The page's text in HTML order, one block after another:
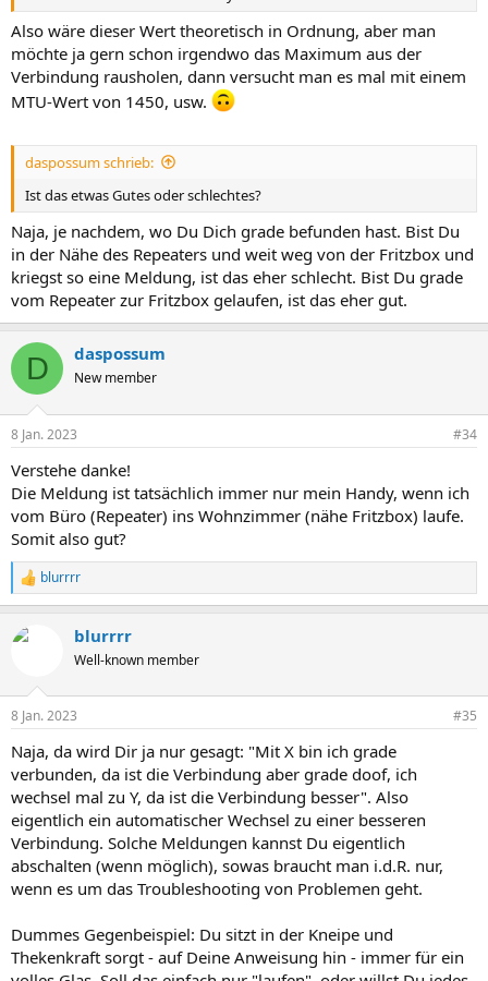
Also wäre dieser Wert theoretisch in Ordnung, aber man
möchte ja gern schon irgendwo das Maximum aus der
Verbindung rausholen, dann versucht man es mal mit einem
MTU-Wert von 1450, usw.
daspossum schrieb:
Ist das etwas Gutes oder schlechtes?
Naja, je nachdem, wo Du Dich grade befunden hast. Bist Du
in der Nähe des Repeaters und weit weg von der Fritzbox und
kriegst so eine Meldung, ist das eher schlecht. Bist Du grade
vom Repeater zur Fritzbox gelaufen, ist das eher gut.
D daspossum
New member
8 Jan. 2023 #34
Verstehe danke!
Die Meldung ist tatsächlich immer nur mein Handy, wenn ich
vom Büro (Repeater) ins Wohnzimmer (nähe Fritzbox) laufe.
Somit also gut?
R
e
k
e
:
blurrrr
blurrrr
Well-known member
8 Jan. 2023 #35
Naja, da wird Dir ja nur gesagt: "Mit X bin ich grade
verbunden, da ist die Verbindung aber grade doof, ich
wechsel mal zu Y, da ist die Verbindung besser". Also
eigentlich ein automatischer Wechsel zu einer besseren
Verbindung. Solche Meldungen kannst Du eigentlich
abschalten (wenn möglich), sowas braucht man i.d.R. nur,
wenn es um das Troubleshooting von Problemen geht.
Dummes Gegenbeispiel: Du sitzt in der Kneipe und
Thekenkraft sorgt - auf Deine Anweisung hin - immer für ein